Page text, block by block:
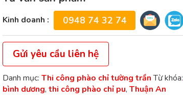
Kinh doanh : 0948 74 32 74
Gửi yêu cầu liên hệ
Danh mục: Thi công phào chỉ tường trần Từ khóa:
bình dương, thi công phào chỉ pu, Thuận An